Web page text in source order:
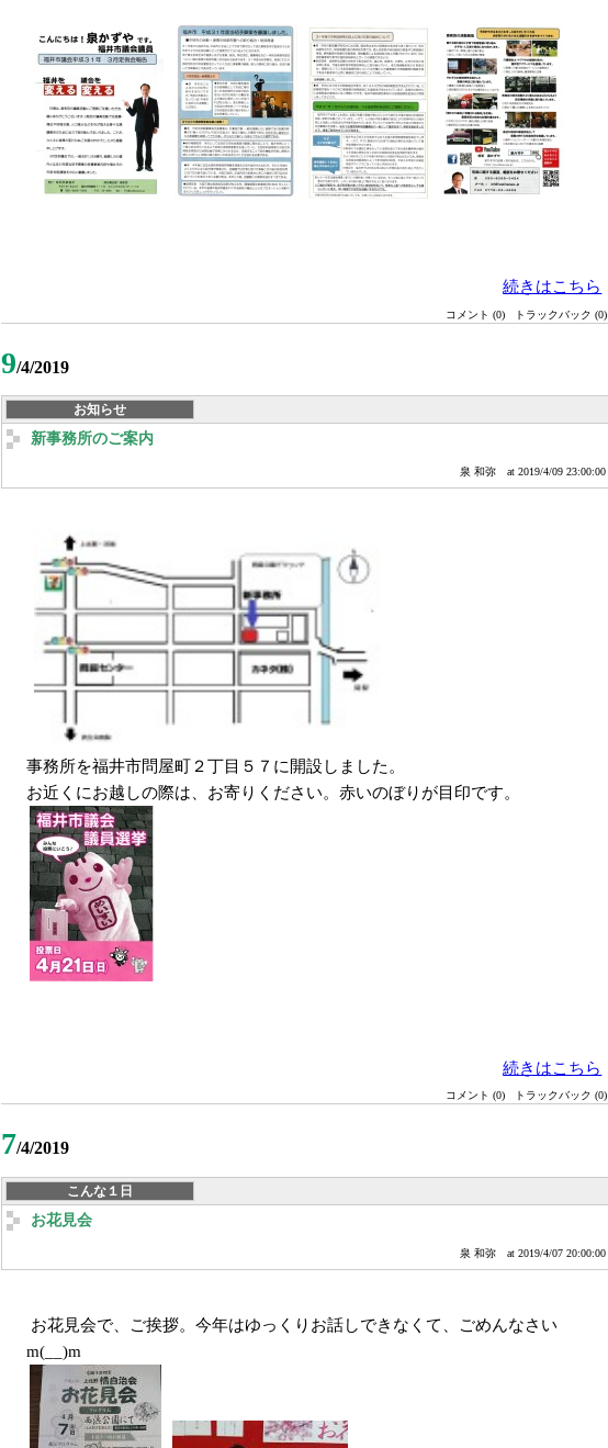
続きはこちら
コメント (0) トラックバック (0)
9/4/2019
お知らせ
新事務所のご案内
泉 和弥 at 2019/4/09 23:00:00
事務所を福井市問屋町２丁目５７に開設しました。
お近くにお越しの際は、お寄りください。赤いのぼりが目印です。
続きはこちら
コメント (0) トラックバック (0)
7/4/2019
こんな１日
お花見会
泉 和弥 at 2019/4/07 20:00:00
お花見会で、ご挨拶。今年はゆっくりお話しできなくて、ごめんなさい
m(__)m